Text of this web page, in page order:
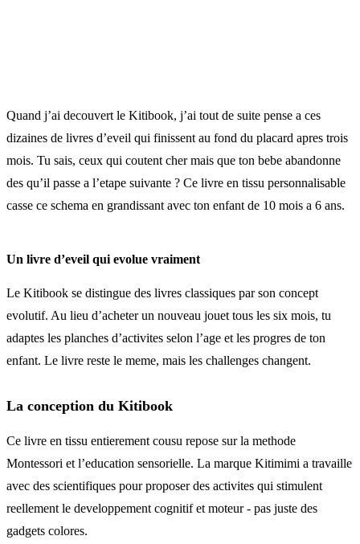
Quand j’ai decouvert le Kitibook, j’ai tout de suite pense a ces
dizaines de livres d’eveil qui finissent au fond du placard apres trois
mois. Tu sais, ceux qui coutent cher mais que ton bebe abandonne
des qu’il passe a l’etape suivante ? Ce livre en tissu personnalisable
casse ce schema en grandissant avec ton enfant de 10 mois a 6 ans.
Un livre d’eveil qui evolue vraiment
Le Kitibook se distingue des livres classiques par son concept
evolutif. Au lieu d’acheter un nouveau jouet tous les six mois, tu
adaptes les planches d’activites selon l’age et les progres de ton
enfant. Le livre reste le meme, mais les challenges changent.
La conception du Kitibook
Ce livre en tissu entierement cousu repose sur la methode
Montessori et l’education sensorielle. La marque Kitimimi a travaille
avec des scientifiques pour proposer des activites qui stimulent
reellement le developpement cognitif et moteur - pas juste des
gadgets colores.